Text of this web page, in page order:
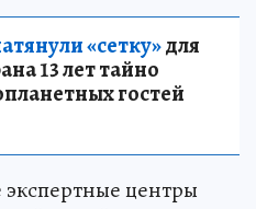
«сетку»для
13 лет тайно
гостей
центры